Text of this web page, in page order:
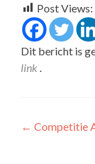
Post Views:
Dit bericht is
link .
← Competitie